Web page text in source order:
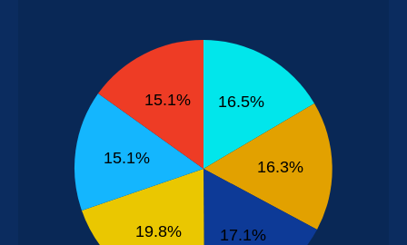
16.5%
16.3%
17.1%
19.8%
15.1%
15.1%